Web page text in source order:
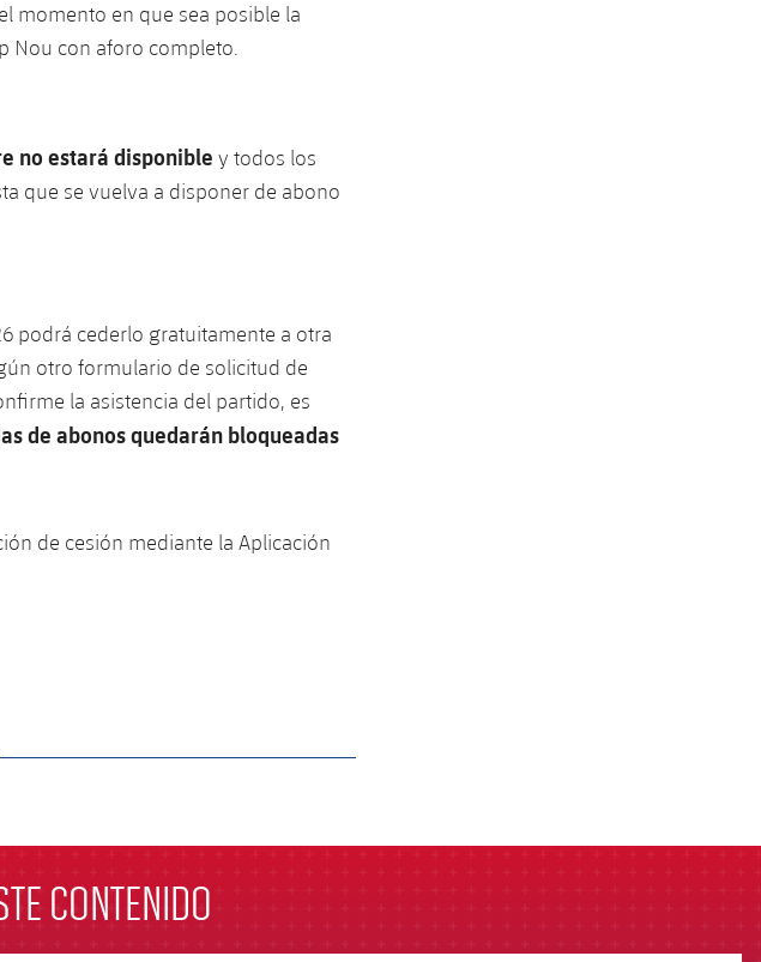
momento en que sea posible la
Nou con aforo completo.
no estará disponible y todos los
que se vuelva a disponer de abono
podrá cederlo gratuitamente a otra
otro formulario de solicitud de
la asistencia del partido, es
de abonos quedarán bloqueadas
de cesión mediante la Aplicación
CONTENIDO